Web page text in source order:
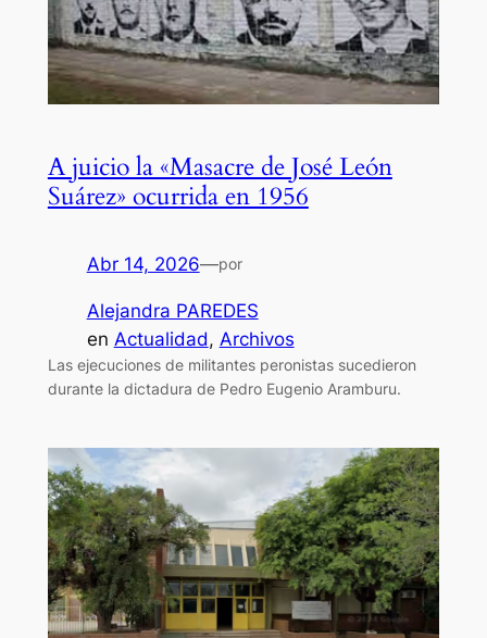
A juicio la «Masacre de José León
Suárez» ocurrida en 1956
Abr 14, 2026—por
Alejandra PAREDES
en Actualidad, Archivos
Las ejecuciones de militantes peronistas sucedieron
durante la dictadura de Pedro Eugenio Aramburu.